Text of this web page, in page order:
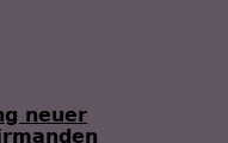
neuer